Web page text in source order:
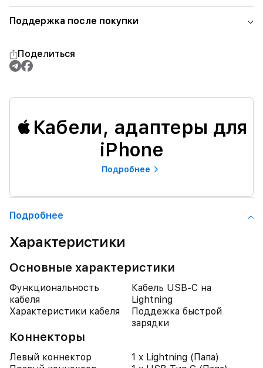
Поддержка после покупки
Поделиться
Кабели, адаптеры для
iPhone
Подробнее
Подробнее
Характеристики
Основные характеристики
Функциональность
кабеля
Кабель USB-C на
Lightning
Характеристики кабеля
Поддежка быстрой
зарядки
Коннекторы
Левый коннектор
1 x Lightning (Папа)